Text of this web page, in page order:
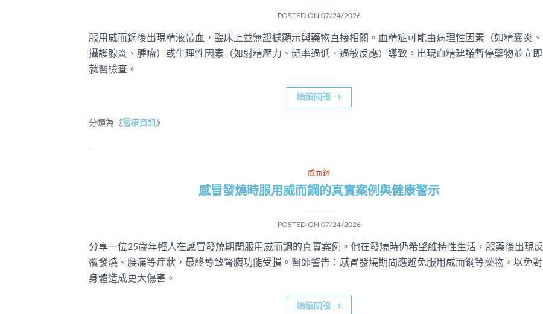
POSTED ON 07/24/2026
服用威而鋼後出現精液帶血，臨床上並無證據顯示與藥物直接相關。血精症可能由病理性因素（如精囊炎、
攝護腺炎、腫瘤）或生理性因素（如射精壓力、頻率過低、過敏反應）導致。出現血精建議暫停藥物並立即
就醫檢查。
繼續閱讀 →
分類為《醫療資訊》
威而鋼
感冒發燒時服用威而鋼的真實案例與健康警示
POSTED ON 07/24/2026
分享一位25歲年輕人在感冒發燒期間服用威而鋼的真實案例。他在發燒時仍希望維持性生活，服藥後出現反
覆發燒、腰痛等症狀，最終導致腎臟功能受損。醫師警告：感冒發燒期間應避免服用威而鋼等藥物，以免對
身體造成更大傷害。
繼續閱讀 →